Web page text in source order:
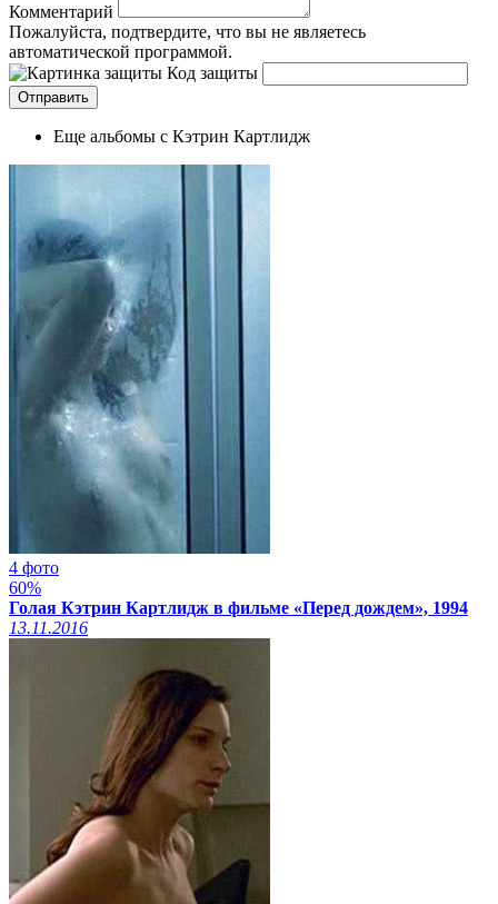
Комментарий
Пожалуйста, подтвердите, что вы не являетесь
автоматической программой.
Код защиты
Еще альбомы с Кэтрин Картлидж
4 фото
60%
Голая Кэтрин Картлидж в фильме «Перед дождем», 1994
13.11.2016